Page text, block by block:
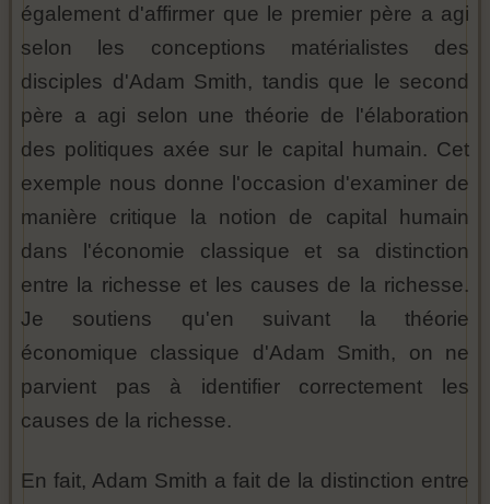
également d'affirmer que le premier père a agi
selon les conceptions matérialistes des
disciples d'Adam Smith, tandis que le second
père a agi selon une théorie de l'élaboration
des politiques axée sur le capital humain. Cet
exemple nous donne l'occasion d'examiner de
manière critique la notion de capital humain
dans l'économie classique et sa distinction
entre la richesse et les causes de la richesse.
Je soutiens qu'en suivant la théorie
économique classique d'Adam Smith, on ne
parvient pas à identifier correctement les
causes de la richesse.
En fait, Adam Smith a fait de la distinction entre